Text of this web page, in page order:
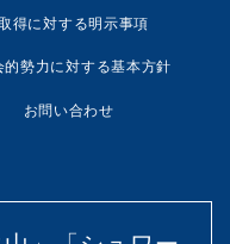
得に対する明示事項
的勢力に対する基本方針
お問い合わせ